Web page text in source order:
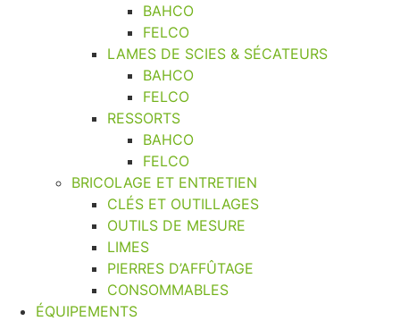
BAHCO
FELCO
LAMES DE SCIES & SÉCATEURS
BAHCO
FELCO
RESSORTS
BAHCO
FELCO
BRICOLAGE ET ENTRETIEN
CLÉS ET OUTILLAGES
OUTILS DE MESURE
LIMES
PIERRES D’AFFÛTAGE
CONSOMMABLES
ÉQUIPEMENTS